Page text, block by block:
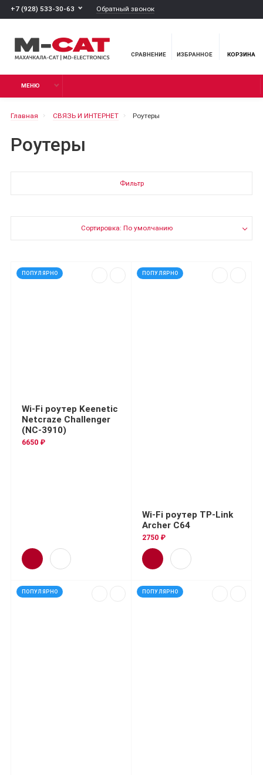
+7 (928) 533-30-63 Обратный звонок
СРАВНЕНИЕ ИЗБРАННОЕ КОРЗИНА
МЕНЮ
Главная СВЯЗЬ И ИНТЕРНЕТ Роутеры
Роутеры
Фильтр
Сортировка: По умолчанию
ПОПУЛЯРНО
Wi-Fi роутер Keenetic
Netcraze Challenger
(NC-3910)
6650 ₽
ПОПУЛЯРНО
Wi-Fi роутер TP-Link
Archer C64
2750 ₽
ПОПУЛЯРНО ПОПУЛЯРНО